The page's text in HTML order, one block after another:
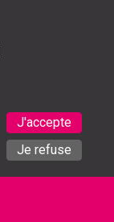
Signaler un
problème
J'accepte
Je refuse